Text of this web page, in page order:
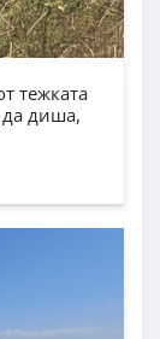
тежката
да диша,